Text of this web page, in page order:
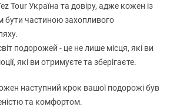
Tour Україна та довіру, адже кожен із
бути частиною захопливого
подорожей - це не лише місця, які ви
які ви отримуєте та зберігаєте.
наступний крок вашої подорожі був
та комфортом.